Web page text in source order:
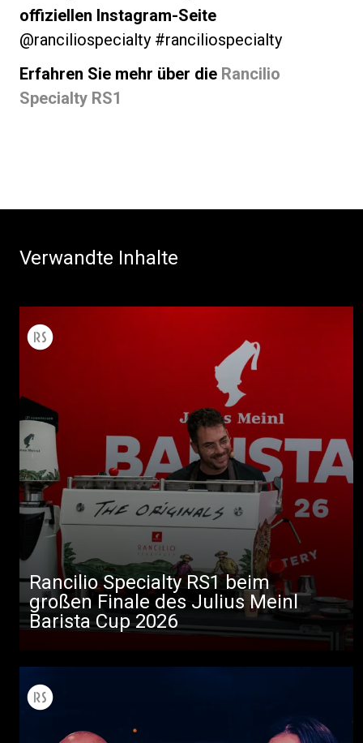
offiziellen Instagram-Seite
@ranciliospecialty #ranciliospecialty
Erfahren Sie mehr über die Rancilio
Specialty RS1
Verwandte Inhalte
Rancilio Specialty RS1 beim
großen Finale des Julius Meinl
Barista Cup 2026